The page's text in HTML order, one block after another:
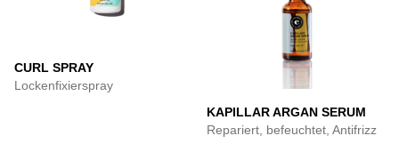
CURL SPRAY
Lockenfixierspray
KAPILLAR ARGAN SERUM
Repariert, befeuchtet, Antifrizz